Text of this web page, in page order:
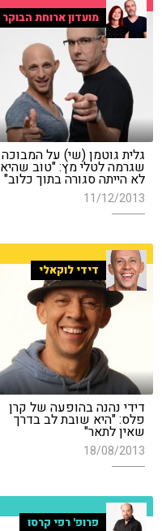
מועדון ארוחת הבוקר
גלית גוטמן (שי) על המבוכה
שגרמה לטלי מץ: "טוב שהיא
לא הייתה סגורה בתוך כלוב"
11/12/2013
דידי לוקאלי
דידי נהנה בהופעה של קרן
פלס: "היא שובת לב בדרך
שאין לתאר"
18/08/2013
פרופ' רפי קרסו